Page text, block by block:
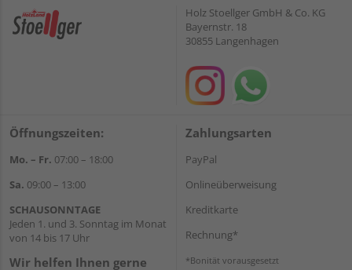
Holz Stoellger GmbH & Co. KG
Bayernstr. 18
30855 Langenhagen
Öffnungszeiten:
Mo. – Fr. 07:00 – 18:00
Sa. 09:00 – 13:00
SCHAUSONNTAGE
Jeden 1. und 3. Sonntag im Monat
von 14 bis 17 Uhr
Wir helfen Ihnen gerne
Zahlungsarten
PayPal
Onlineüberweisung
Kreditkarte
Rechnung*
*Bonität vorausgesetzt